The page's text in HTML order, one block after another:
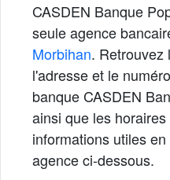
CASDEN Banque
seule agence
Morbihan. Retrouvez
l'adresse et le
banque CASDEN
ainsi que les
informations utiles
agence ci-dessous.